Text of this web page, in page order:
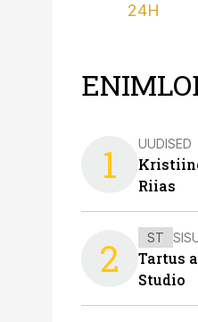
24H
1 UUDISED
Riias
2 ST
Tartus
Studio